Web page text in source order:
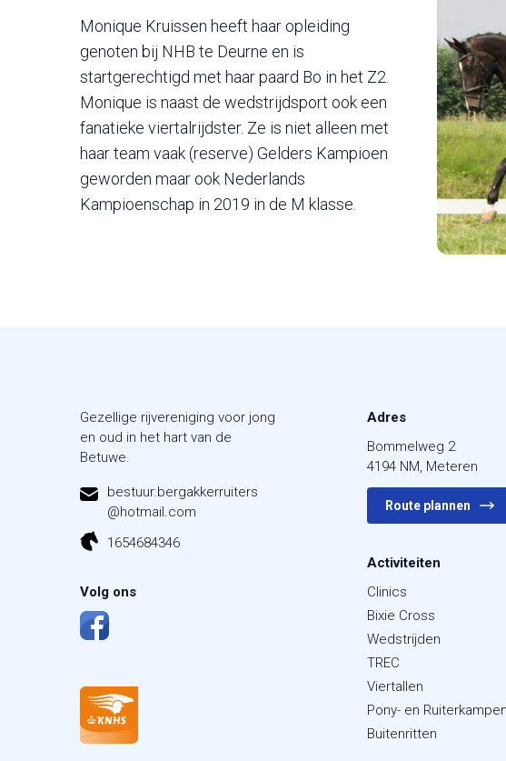
Monique Kruissen heeft haar opleiding
genoten bij NHB te Deurne en is
startgerechtigd met haar paard Bo in het Z2.
Monique is naast de wedstrijdsport ook een
fanatieke viertalrijdster. Ze is niet alleen met
haar team vaak (reserve) Gelders Kampioen
geworden maar ook Nederlands
Kampioenschap in 2019 in de M klasse.
Gezellige rijvereniging voor jong
en oud in het hart van de
Betuwe.
bestuur.bergakkerruiters
@hotmail.com
1654684346
Volg ons
Adres
Bommelweg 2
4194 NM, Meteren
Route plannen
Activiteiten
Clinics
Bixie Cross
Wedstrijden
TREC
Viertallen
Pony- en Ruiterkampen
Buitenritten